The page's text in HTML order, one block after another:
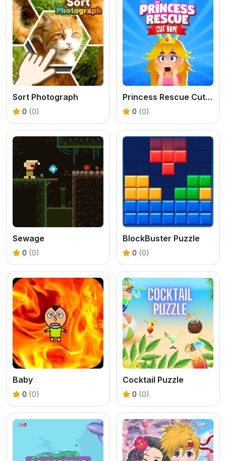
Sort Photograph
0 (0)
Princess Rescue Cut Rope
0 (0)
Sewage
0 (0)
BlockBuster Puzzle
0 (0)
Baby
0 (0)
Cocktail Puzzle
0 (0)